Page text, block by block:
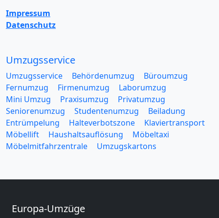
Impressum
Datenschutz
Umzugsservice
Umzugsservice Behördenumzug
Büroumzug
Fernumzug
Firmenumzug
Laborumzug
Mini Umzug
Praxisumzug
Privatumzug
Seniorenumzug
Studentenumzug
Beiladung
Entrümpelung
Halteverbotszone
Klaviertransport
Möbellift
Haushaltsauflösung
Möbeltaxi
Möbelmitfahrzentrale
Umzugskartons
Europa-Umzüge